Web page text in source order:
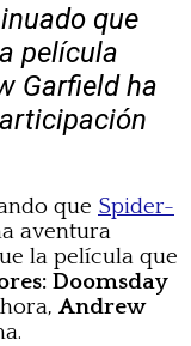
que
película
Garfield ha
que Spider-
aventura
la película que
Doomsday
Andrew